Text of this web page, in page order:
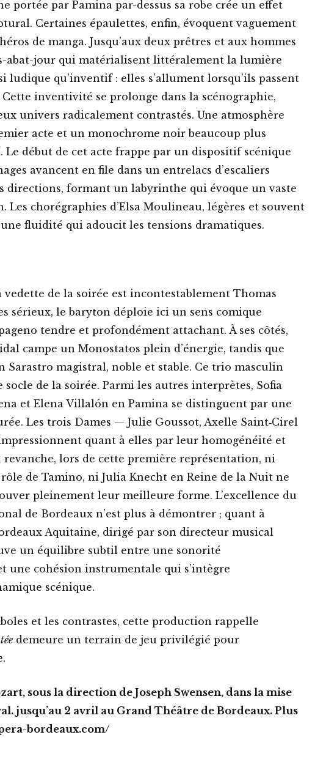
portée par Pamina par-dessus sa robe crée un effet
Certaines épaulettes, enfin, évoquent vaguement
de manga. Jusqu’aux deux prêtres et aux hommes
abat-jour qui matérialisent littéralement la lumière
ludique qu’inventif : elles s’allument lorsqu’ils passent
inventivité se prolonge dans la scénographie,
univers radicalement contrastés. Une atmosphère
acte et un monochrome noir beaucoup plus
Le début de cet acte frappe par un dispositif scénique
avancent en file dans un entrelacs d’escaliers
directions, formant un labyrinthe qui évoque un vaste
chorégraphies d’Elsa Moulineau, légères et souvent
fluidité qui adoucit les tensions dramatiques.
de la soirée est incontestablement Thomas
sérieux, le baryton déploie ici un sens comique
tendre et profondément attachant. À ses côtés,
campe un Monostatos plein d’énergie, tandis que
Sarastro magistral, noble et stable. Ce trio masculin
de la soirée. Parmi les autres interprètes, Sofia
et Elena Villalón en Pamina se distinguent par une
Les trois Dames — Julie Goussot, Axelle Saint‑Cirel
quant à elles par leur homogénéité et
lors de cette première représentation, ni
de Tamino, ni Julia Knecht en Reine de la Nuit ne
pleinement leur meilleure forme. L’excellence du
de Bordeaux n’est plus à démontrer ; quant à
Aquitaine, dirigé par son directeur musical
un équilibre subtil entre une sonorité
une cohésion instrumentale qui s’intègre
scénique.
et les contrastes, cette production rappelle
demeure un terrain de jeu privilégié pour
sous la direction de Joseph Swensen, dans la mise
jusqu’au 2 avril au Grand Théâtre de Bordeaux. Plus
bordeaux.com/